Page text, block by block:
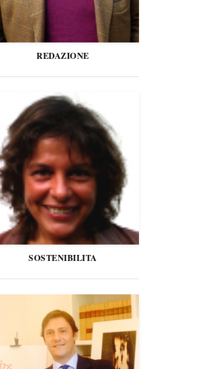
REDAZIONE
SOSTENIBILITA